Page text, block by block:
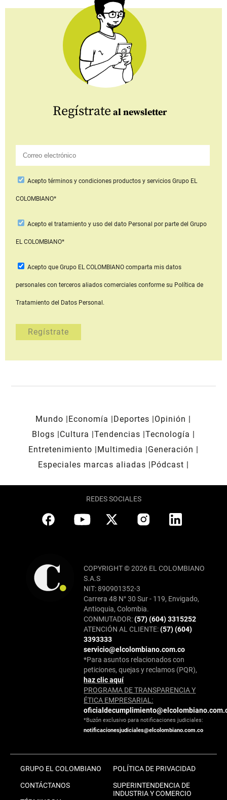
Regístrate al newsletter
Aceptotérminos y condiciones productos y serviciosGrupo EL
COLOMBIANO*
Acepto el tratamiento y uso del dato Personal por parte del Grupo
EL COLOMBIANO*
Acepto que Grupo EL COLOMBIANOcomparta mis datos
personales con terceros aliados comerciales conforme su Política de
Tratamiento del Datos Personal.
Mundo Economía Deportes
Opinión
Blogs
Cultura Tendencias Tecnología
Entretenimiento
Multimedia
Generación
Especiales marcas aliadas
Pódcast
REDES SOCIALES
COPYRIGHT © 2026 EL COLOMBIANO
S.A.S
NIT: 890901352-3
Carrera 48 N° 30 Sur - 119, Envigado,
Antioquia, Colombia.
CONMUTADOR:(57) (604) 3315252
ATENCIÓN AL CLIENTE:(57) (604)
3393333
servicio@elcolombiano.com.co
*Para asuntos relacionados con
peticiones, quejas y reclamos (PQR),
haz clic aquí
PROGRAMA DE TRANSPARENCIA Y
ÉTICA EMPRESARIAL:
*Buzón exclusivo para notificaciones judiciales:
notificacionesjudiciales@elcolombiano.com.co
GRUPO EL COLOMBIANO
CONTÁCTANOS
POLÍTICA DE PRIVACIDAD
SUPERINTENDENCIA DE
INDUSTRIA Y COMERCIO